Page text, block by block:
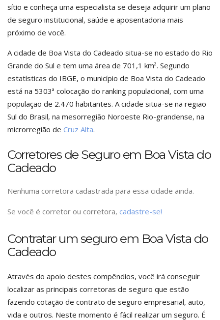
sítio e conheça uma especialista se deseja adquirir um plano
de seguro institucional, saúde e aposentadoria mais
próximo de você.
A cidade de Boa Vista do Cadeado situa-se no estado do Rio
Grande do Sul e tem uma área de 701,1 km². Segundo
estatísticas do IBGE, o município de Boa Vista do Cadeado
está na 5303ª colocação do ranking populacional, com uma
população de 2.470 habitantes. A cidade situa-se na região
Sul do Brasil, na mesorregião Noroeste Rio-grandense, na
microrregião de Cruz Alta.
Corretores de Seguro em Boa Vista do
Cadeado
Nenhuma corretora cadastrada para essa cidade ainda.
Se você é corretor ou corretora, cadastre-se!
Contratar um seguro em Boa Vista do
Cadeado
Através do apoio destes compêndios, você irá conseguir
localizar as principais corretoras de seguro que estão
fazendo cotação de contrato de seguro empresarial, auto,
vida e outros. Neste momento é fácil realizar um seguro. É